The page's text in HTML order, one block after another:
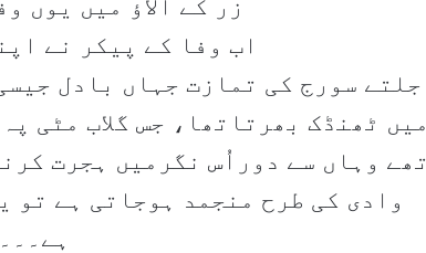
زر کے الاؤ میں یوں
اب وفا کے پیکر نے
جلتے سورج کی تمازت جہاں بادل
میں ٹھنڈک بھرتاتھا، جس گلاب مٹی
تھے وہاں سے دوراُس نگرمیں ہجرت
وادی کی طرح منجمد ہوجاتی ہے تو
ہے۔۔۔